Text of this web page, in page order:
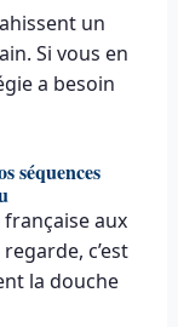
un
Si vous en
a besoin
séquences
française aux
c’est
la douche